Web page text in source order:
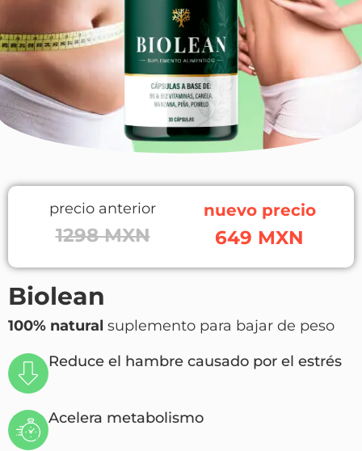
precio anterior
1298 MXN
nuevo precio
649 MXN
Biolean
100% natural suplemento para bajar de peso
Reduce el hambre causado por el estrés
Acelera metabolismo